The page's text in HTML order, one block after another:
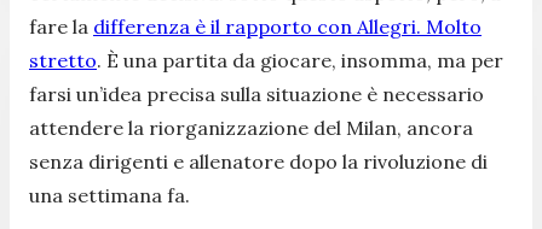
fare la differenza è il rapporto con Allegri. Molto
stretto. È una partita da giocare, insomma, ma per
farsi un’idea precisa sulla situazione è necessario
attendere la riorganizzazione del Milan, ancora
senza dirigenti e allenatore dopo la rivoluzione di
una settimana fa.